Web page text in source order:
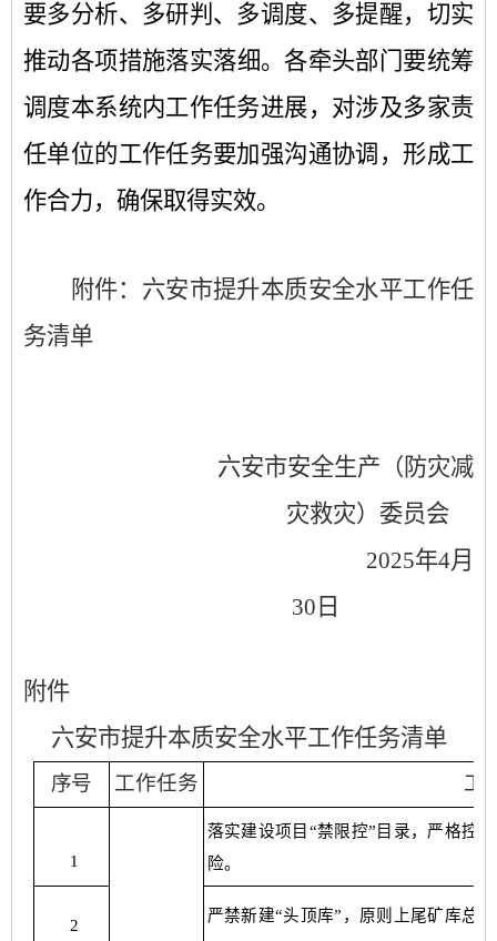
要多分析、多研判、多调度、多提醒，切实
推动各项措施落实落细。各牵头部门要统筹
调度本系统内工作任务进展，对涉及多家责
任单位的工作任务要加强沟通协调，形成工
作合力，确保取得实效。
附件： 六安市提升本质安全水平工作任
务清单
六安市安全生产 （防灾减
灾救灾） 委员会
2025年4月
30 日
附件
六安市提升本质安全水平工作任务清单
序号 工作任务 工
1
落实建设项目 “禁限控”目录，严格控
险。
2
严禁新建“头顶库”，原则上尾矿库总